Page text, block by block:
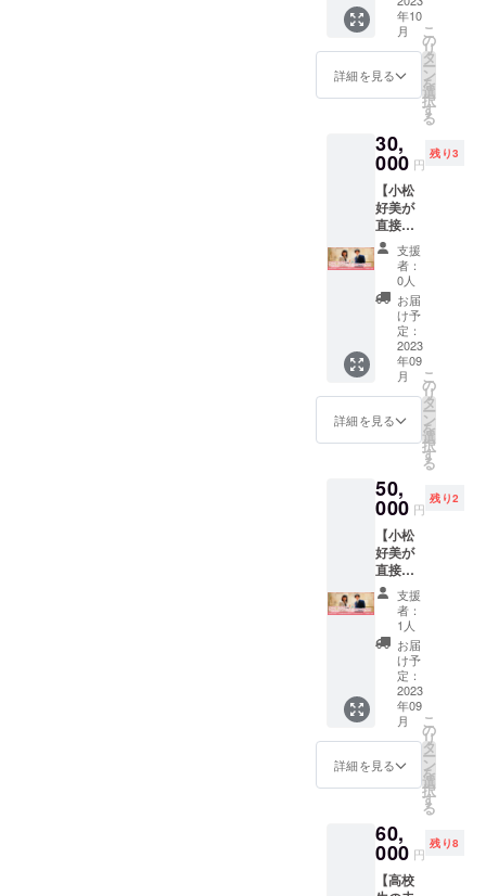
させて
頂きま
す ※対
応可能
ンディ
ング終
以内と
なりま
す
お持ち
しま
す！】
岡山
市、ま
方に
フード
ロス缶6
缶を小
松が直
接配送
し、感
謝の言
葉をお
伝えし
ます。
年10
月
詳細を見る
こ
の
リ
タ
ー
ン
を
選
択
す
る
30,
000 円
残り3
【小松
好美が
直接お
礼をお
伝え＆
心を込
めたリ
ターン
をお届
けしま
す】 何
をお届
けする
かはお
楽し
て、ク
ラウド
ファン
ディン
グ終了
後に小
松好美
が直接
お礼を
お伝え
し心を
込めた
リター
ン3万円
Verをお
届けし
ます。
季節に
応じた
べ物、
支援
者：
0人
お届
け予
定：
2023
年09
月
詳細を見る
こ
の
リ
タ
ー
ン
を
選
択
す
る
50,
000 円
残り2
【小松
好美が
直接お
礼をお
伝え＆
心を込
めたリ
ターン
をお届
けしま
す】 何
をお届
けする
かはお
楽し
て、ク
ラウド
ファン
ディン
支援
者：
1人
お届
け予
定：
2023
年09
月
詳細を見る
こ
の
リ
タ
ー
ン
を
選
択
す
る
60,
000 円
残り8
【高校